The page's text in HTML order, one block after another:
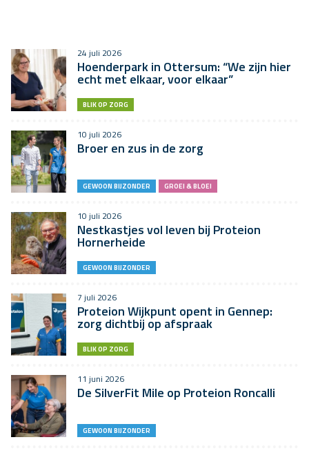
24 juli 2026
Hoenderpark in Ottersum: “We zijn hier
echt met elkaar, voor elkaar”
BLIK OP ZORG
10 juli 2026
Broer en zus in de zorg
GEWOON BIJZONDER GROEI & BLOEI
10 juli 2026
Nestkastjes vol leven bij Proteion
Hornerheide
GEWOON BIJZONDER
7 juli 2026
Proteion Wijkpunt opent in Gennep:
zorg dichtbij op afspraak
BLIK OP ZORG
11 juni 2026
De SilverFit Mile op Proteion Roncalli
GEWOON BIJZONDER